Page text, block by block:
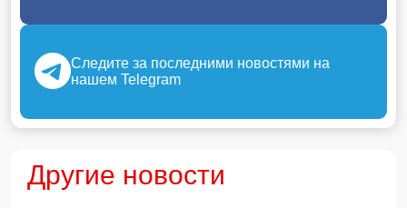
Следите за последними новостями на
нашем Telegram
Другие новости